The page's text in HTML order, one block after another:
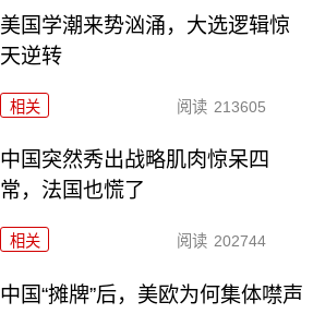
美国学潮来势汹涌，大选逻辑惊
天逆转
相关 阅读 213605
中国突然秀出战略肌肉惊呆四
常，法国也慌了
相关 阅读 202744
中国“摊牌”后，美欧为何集体噤声